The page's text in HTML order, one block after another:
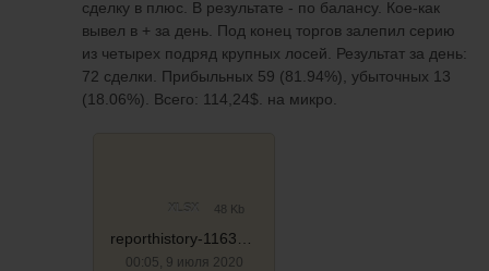
сделку в плюс. В результате - по балансу. Кое-как
вывел в + за день. Под конец торгов залепил серию
из четырех подряд крупных лосей. Результат за день:
72 сделки. Прибыльных 59 (81.94%), убыточных 13
(18.06%). Всего: 114,24$. на микро.
48 Kb
XLSX
00:05, 9 июля 2020